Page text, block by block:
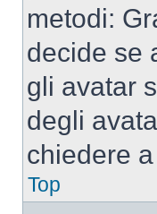
metodi:
decide se
gli avatar
degli
chiedere
Top